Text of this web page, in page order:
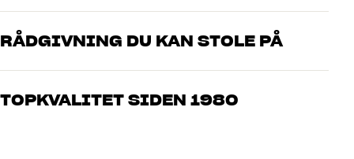
RÅDGIVNING DU KAN STOLE PÅ
Vores medarbejdere er ægte entusiaster, som kender produkterne
os, hvad du drømmer om – så finder vi den løsning, der passer
TOPKVALITET SIDEN 1980